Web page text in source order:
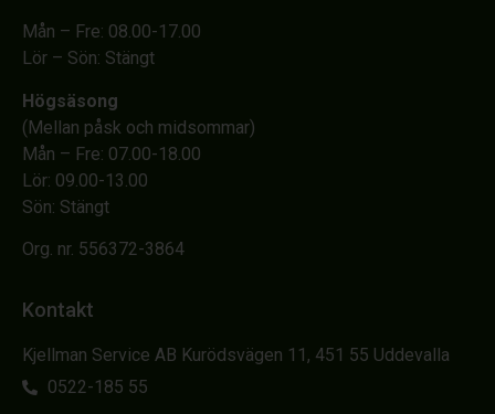
Mån – Fre: 08.00-17.00
Lör – Sön: Stängt
Högsäsong
(Mellan påsk och midsommar)
Mån – Fre: 07.00-18.00
Lör: 09.00-13.00
Sön: Stängt
Org. nr. 556372-3864
Kontakt
Kjellman Service AB Kurödsvägen 11, 451 55 Uddevalla
0522-185 55